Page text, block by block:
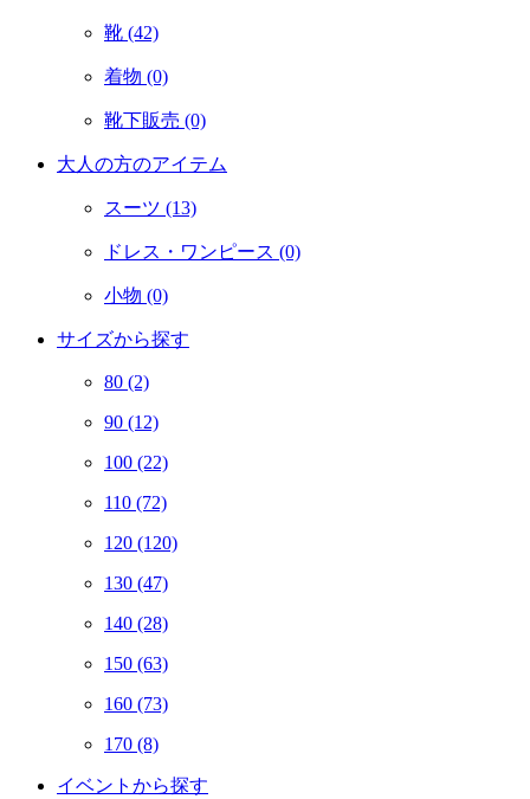
靴 (42)
着物 (0)
靴下販売 (0)
大人の方のアイテム
スーツ (13)
ドレス・ワンピース (0)
小物 (0)
サイズから探す
80 (2)
90 (12)
100 (22)
110 (72)
120 (120)
130 (47)
140 (28)
150 (63)
160 (73)
170 (8)
イベントから探す